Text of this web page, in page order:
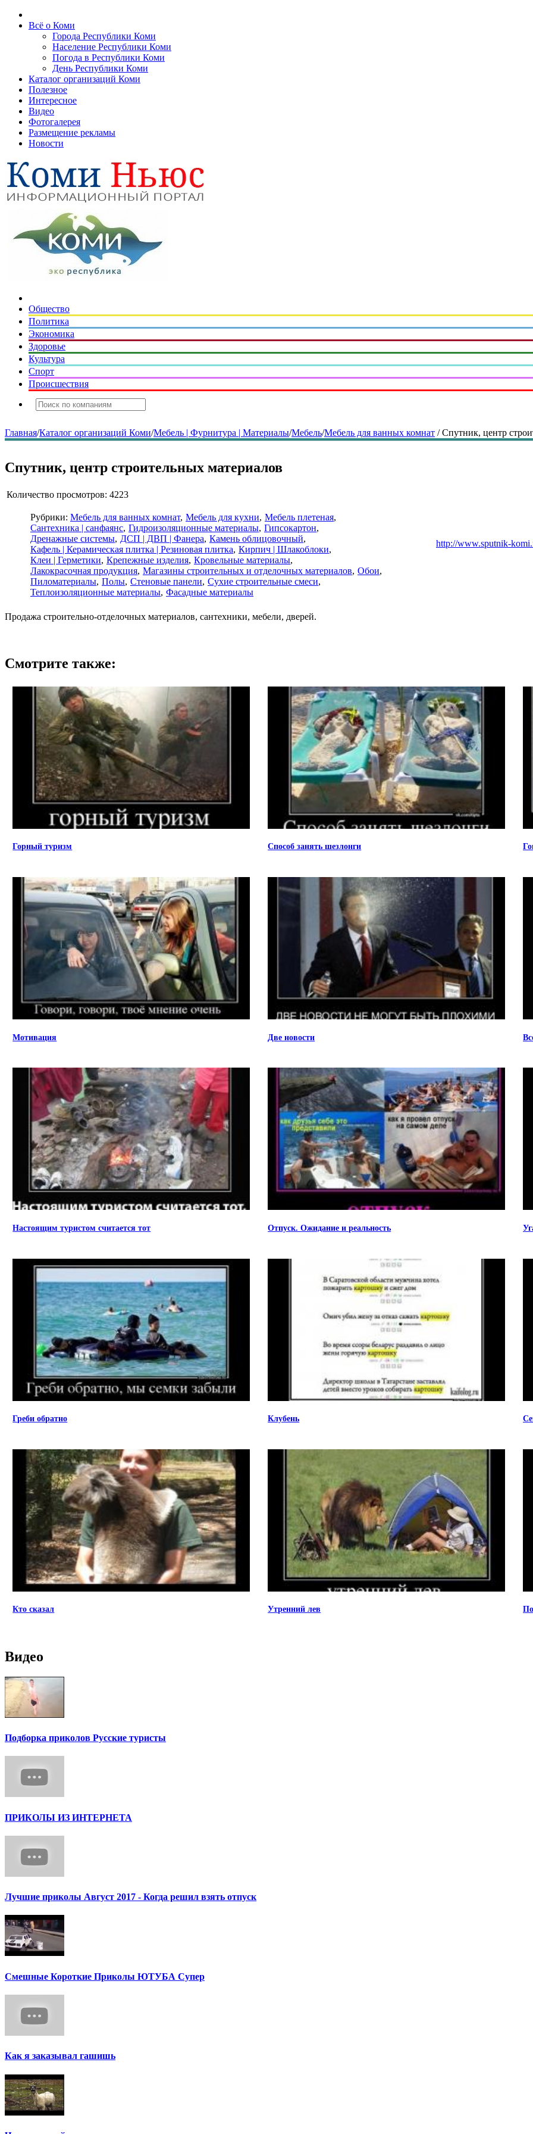
Всё о Коми
Города Республики Коми
Население Республики Коми
Погода в Республики Коми
День Республики Коми
Каталог организаций Коми
Полезное
Интересное
Видео
Фотогалерея
Размещение рекламы
Новости
Общество
Политика
Экономика
Здоровье
Культура
Спорт
Происшествия
Главная/Каталог организаций Коми/Мебель | Фурнитура | Материалы/Мебель/Мебель для ванных комнат / Спутник, центр
Спутник, центр строительных материалов
Количество просмотров: 4223
Рубрики: Мебель для ванных комнат Мебель для кухни Мебель плетеная
Сантехника | санфаянс Гидроизоляционные материалы Гипсокартон
Дренажные системы ДСП | ДВП | Фанера Камень облицовочный
Кафель | Керамическая плитка | Резиновая плитка Кирпич | Шлакоблоки
Клеи | Герметики Крепежные изделия Кровельные материалы
Лакокрасочная продукция Магазины строительных и отделочных материалов Обои
Пиломатериалы Полы Стеновые панели Сухие строительные смеси
Теплоизоляционные материалы Фасадные материалы
http://www.sputnik-
Продажа строительно-отделочных материалов, сантехники, мебели, дверей.
Смотрите также:
Горный туризм Способ занять шезлонги
Мотивация Две новости
Настоящим туристом считается тот Отпуск. Ожидание и реальность
Греби обратно Клубень
Кто сказал Утренний лев
Видео
Подборка приколов Русские туристы
ПРИКОЛЫ ИЗ ИНТЕРНЕТА
Лучшие приколы Август 2017 - Когда решил взять отпуск
Смешные Короткие Приколы ЮТУБА Супер
Как я заказывал гашишь